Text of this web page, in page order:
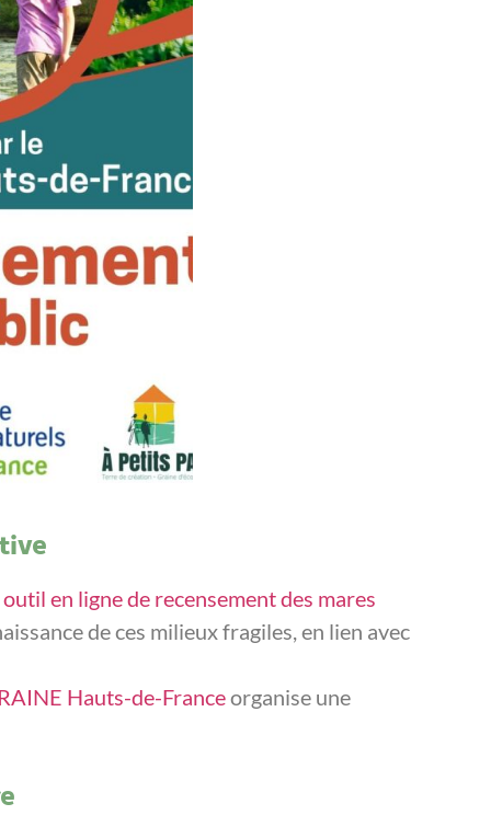
outil en ligne de recensement des mares
de ces milieux fragiles, en lien avec
Hauts-de-Franceorganise une